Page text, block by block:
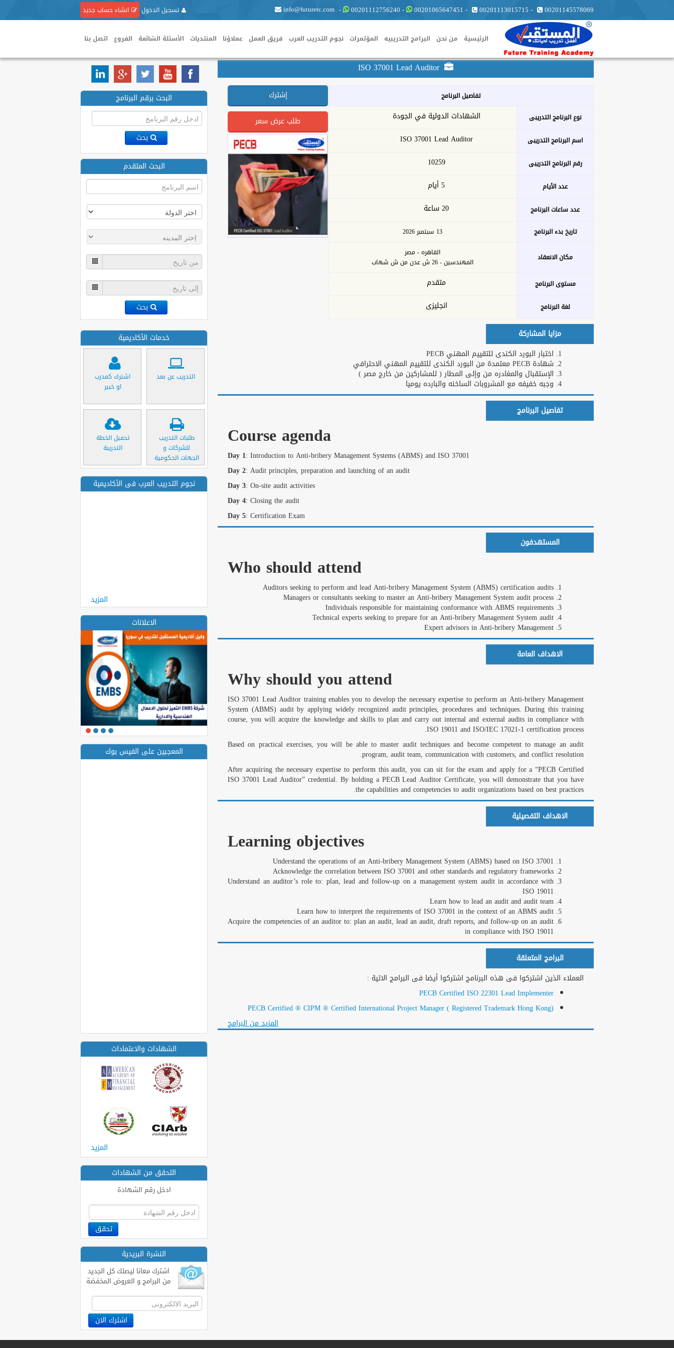
تسجيل الدخول انشاء حساب جديد 00201145578069
-
00201113015715
-
00201065647451
-
00201112756240
-
info@futuretc.com
الرئيسية من نحن البرامج التدريبيه المؤتمرات نجوم التدريب العرب فريق العمل عملاؤنا المنتديات الأسئلة الشائعة الفروع اتصل بنا
ISO 37001 Lead Auditor
تفاصيل البرنامج
نوع البرنامج التدريبى
الشهادات الدولية في الجودة
اسم البرنامج التدريبى ISO 37001 Lead Auditor
رقم البرنامج التدريبى 10259
عدد الأيام 5 أيام
عدد ساعات البرنامج 20 ساعة
تاريخ بدء البرنامج 13 سبتمبر 2026
مكان الانعقاد
القاهره - مصر
المهندسين - 26 ش عدن من ش شهاب
مستوى البرنامج
متقدم
لغة البرنامج انجليزى
إشترك
طلب عرض سعر
مزايا المشاركة
اختبار البورد الكندى للتقييم المهني PECB
شهادة PECB معتمدة من البورد الكندى للتقييم المهني الاحترافي
الإستقبال والمغادره من وإلى المطار ( للمشاركين من خارج مصر )
وجبه خفيفه مع المشروبات الساخنه والبارده يوميا
تفاصيل البرنامج
Course agenda
Day 1: Introduction to Anti-bribery Management Systems (ABMS) and ISO 37001
Day 2: Audit principles, preparation and launching of an audit
Day 3: On-site audit activities
Day 4: Closing the audit
Day 5: Certification Exam
المستهدفون
Who should attend
Auditors seeking to perform and lead Anti-bribery Management System (ABMS) certification audits
Managers or consultants seeking to master an Anti-bribery Management System audit process
Individuals responsible for maintaining conformance with ABMS requirements
Technical experts seeking to prepare for an Anti-bribery Management System audit
Expert advisors in Anti-bribery Management
الاهداف العامة
Why should you attend
ISO 37001 Lead Auditor training enables you to develop the necessary expertise to perform an Anti-bribery Management
System (ABMS) audit by applying widely recognized audit principles, procedures and techniques. During this training
course, you will acquire the knowledge and skills to plan and carry out internal and external audits in compliance with
ISO 19011 and ISO/IEC 17021-1 certification process.
Based on practical exercises, you will be able to master audit techniques and become competent to manage an audit
program, audit team, communication with customers, and conflict resolution.
After acquiring the necessary expertise to perform this audit, you can sit for the exam and apply for a “PECB Certified
ISO 37001 Lead Auditor” credential. By holding a PECB Lead Auditor Certificate, you will demonstrate that you have
the capabilities and competencies to audit organizations based on best practices.
الاهداف التفصيلية
Learning objectives
Understand the operations of an Anti-bribery Management System (ABMS) based on ISO 37001
Acknowledge the correlation between ISO 37001 and other standards and regulatory frameworks
Understand an auditor’s role to: plan, lead and follow-up on a management system audit in accordance with
ISO 19011
Learn how to lead an audit and audit team
Learn how to interpret the requirements of ISO 37001 in the context of an ABMS audit
Acquire the competencies of an auditor to: plan an audit, lead an audit, draft reports, and follow-up on an audit
in compliance with ISO 19011
البرامج المتعلقة
العملاء الذين اشتركوا فى هذه البرنامج اشتركوا أيضا فى البرامج الاتية :
PECB Certified ISO 22301 Lead Implementer
PECB Certified ® CIPM ® Certified International Project Manager ( Registered Trademark Hong Kong)
المزيد من البرامج
البحث برقم البرنامج
بحث
البحث المتقدم
بحث
خدمات الأكاديمية
التدريب عن بعد
اشترك كمدرب
او خبير
طلبات التدريب
للشركات و
الجهات الحكومية
تحميل الخطة
التدريبة
نجوم التدريب العرب فى الأكاديمية
المزيد
الاعلانات
> <
المعجبين على الفيس بوك
الشهادات والاعتمادات
المزيد
التحقق من الشهادات
ادخل رقم الشهادة
النشرة البريدية
اشترك معانا ليصلك كل الجديد
من البرامج و العروض المخفضة